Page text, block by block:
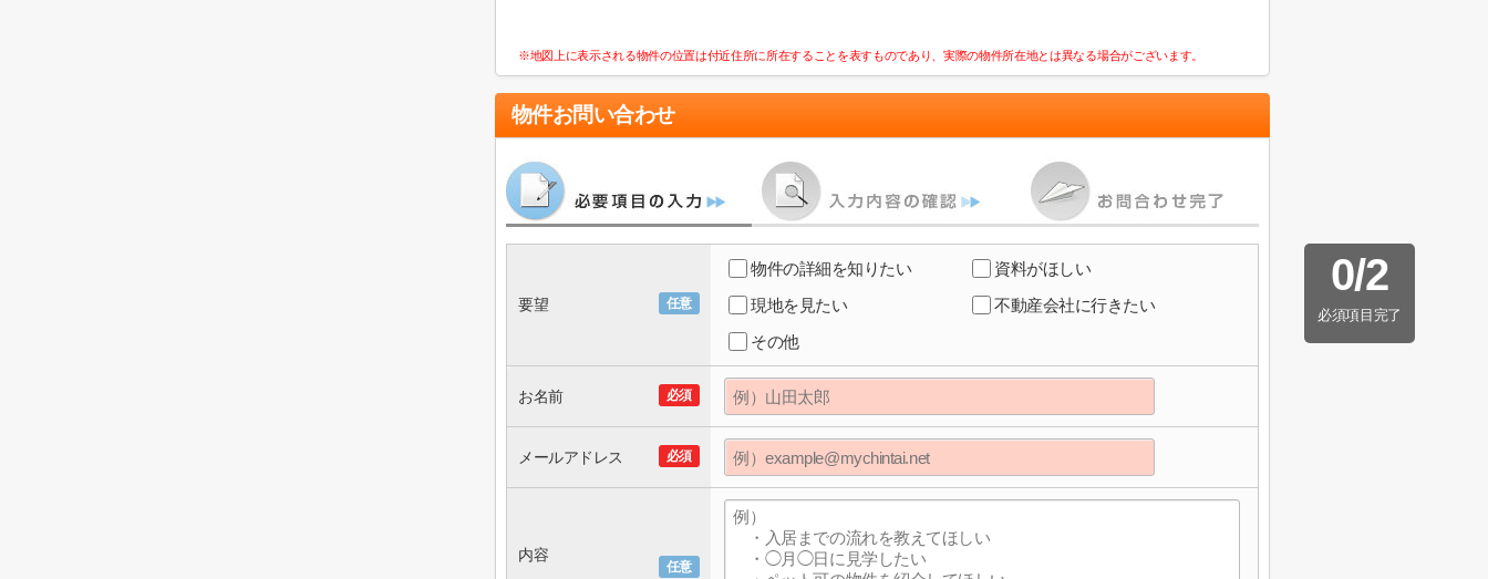
※地図上に表示される物件の位置は付近住所に所在することを表すものであり、実際の物件所在地とは異なる場合がございます。
物件お問い合わせ
0/2
必須項目完了
任意
要望
物件の詳細を知りたい
資料がほしい
現地を見たい
不動産会社に行きたい
その他
必須
お名前
必須
メールアドレス
任意
内容